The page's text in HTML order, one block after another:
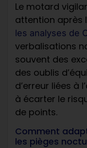
Le motard
attention après
les analyses de
verbalisations
souvent des
des oublis
d’erreur liées à
à écarter le
de points.
Comment
les pièges